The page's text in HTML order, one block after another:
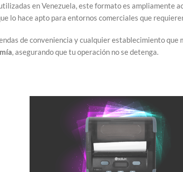
en Venezuela, este formato es ampliamente
lo hace apto para entornos comerciales que
de conveniencia y cualquier establecimiento
, asegurando que tu operación no se detenga.